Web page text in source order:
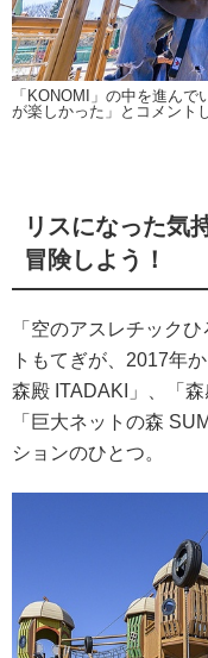
「KONOMI」の中を進ん
が楽しかった」とコメント
リスになった気
冒険しよう！
「空のアスレチック
トもてぎが、2017年
森殿 ITADAKI」、「
「巨大ネットの森
ションのひとつ。